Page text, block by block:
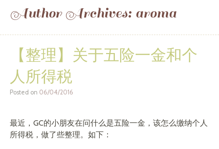
Author Archives: aroma
【整理】关于五险一金和个
人所得税
Posted on 06/04/2016
最近，GC的小朋友在问什么是五险一金，该怎么缴纳个人
所得税，做了些整理。如下：